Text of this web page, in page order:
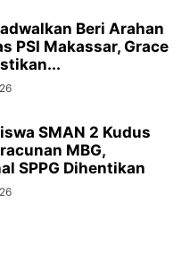
Beri Arahan
PSI Makassar, Grace
SMAN 2 Kudus
MBG,
SPPG Dihentikan